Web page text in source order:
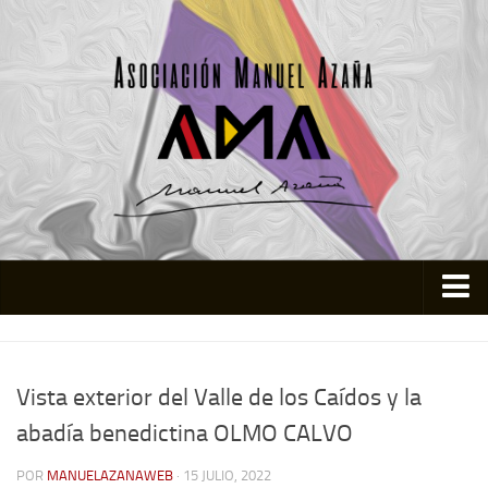
Vista exterior del Valle de los Caídos y la
abadía benedictina OLMO CALVO
POR MANUELAZANAWEB · 15 JULIO, 2022